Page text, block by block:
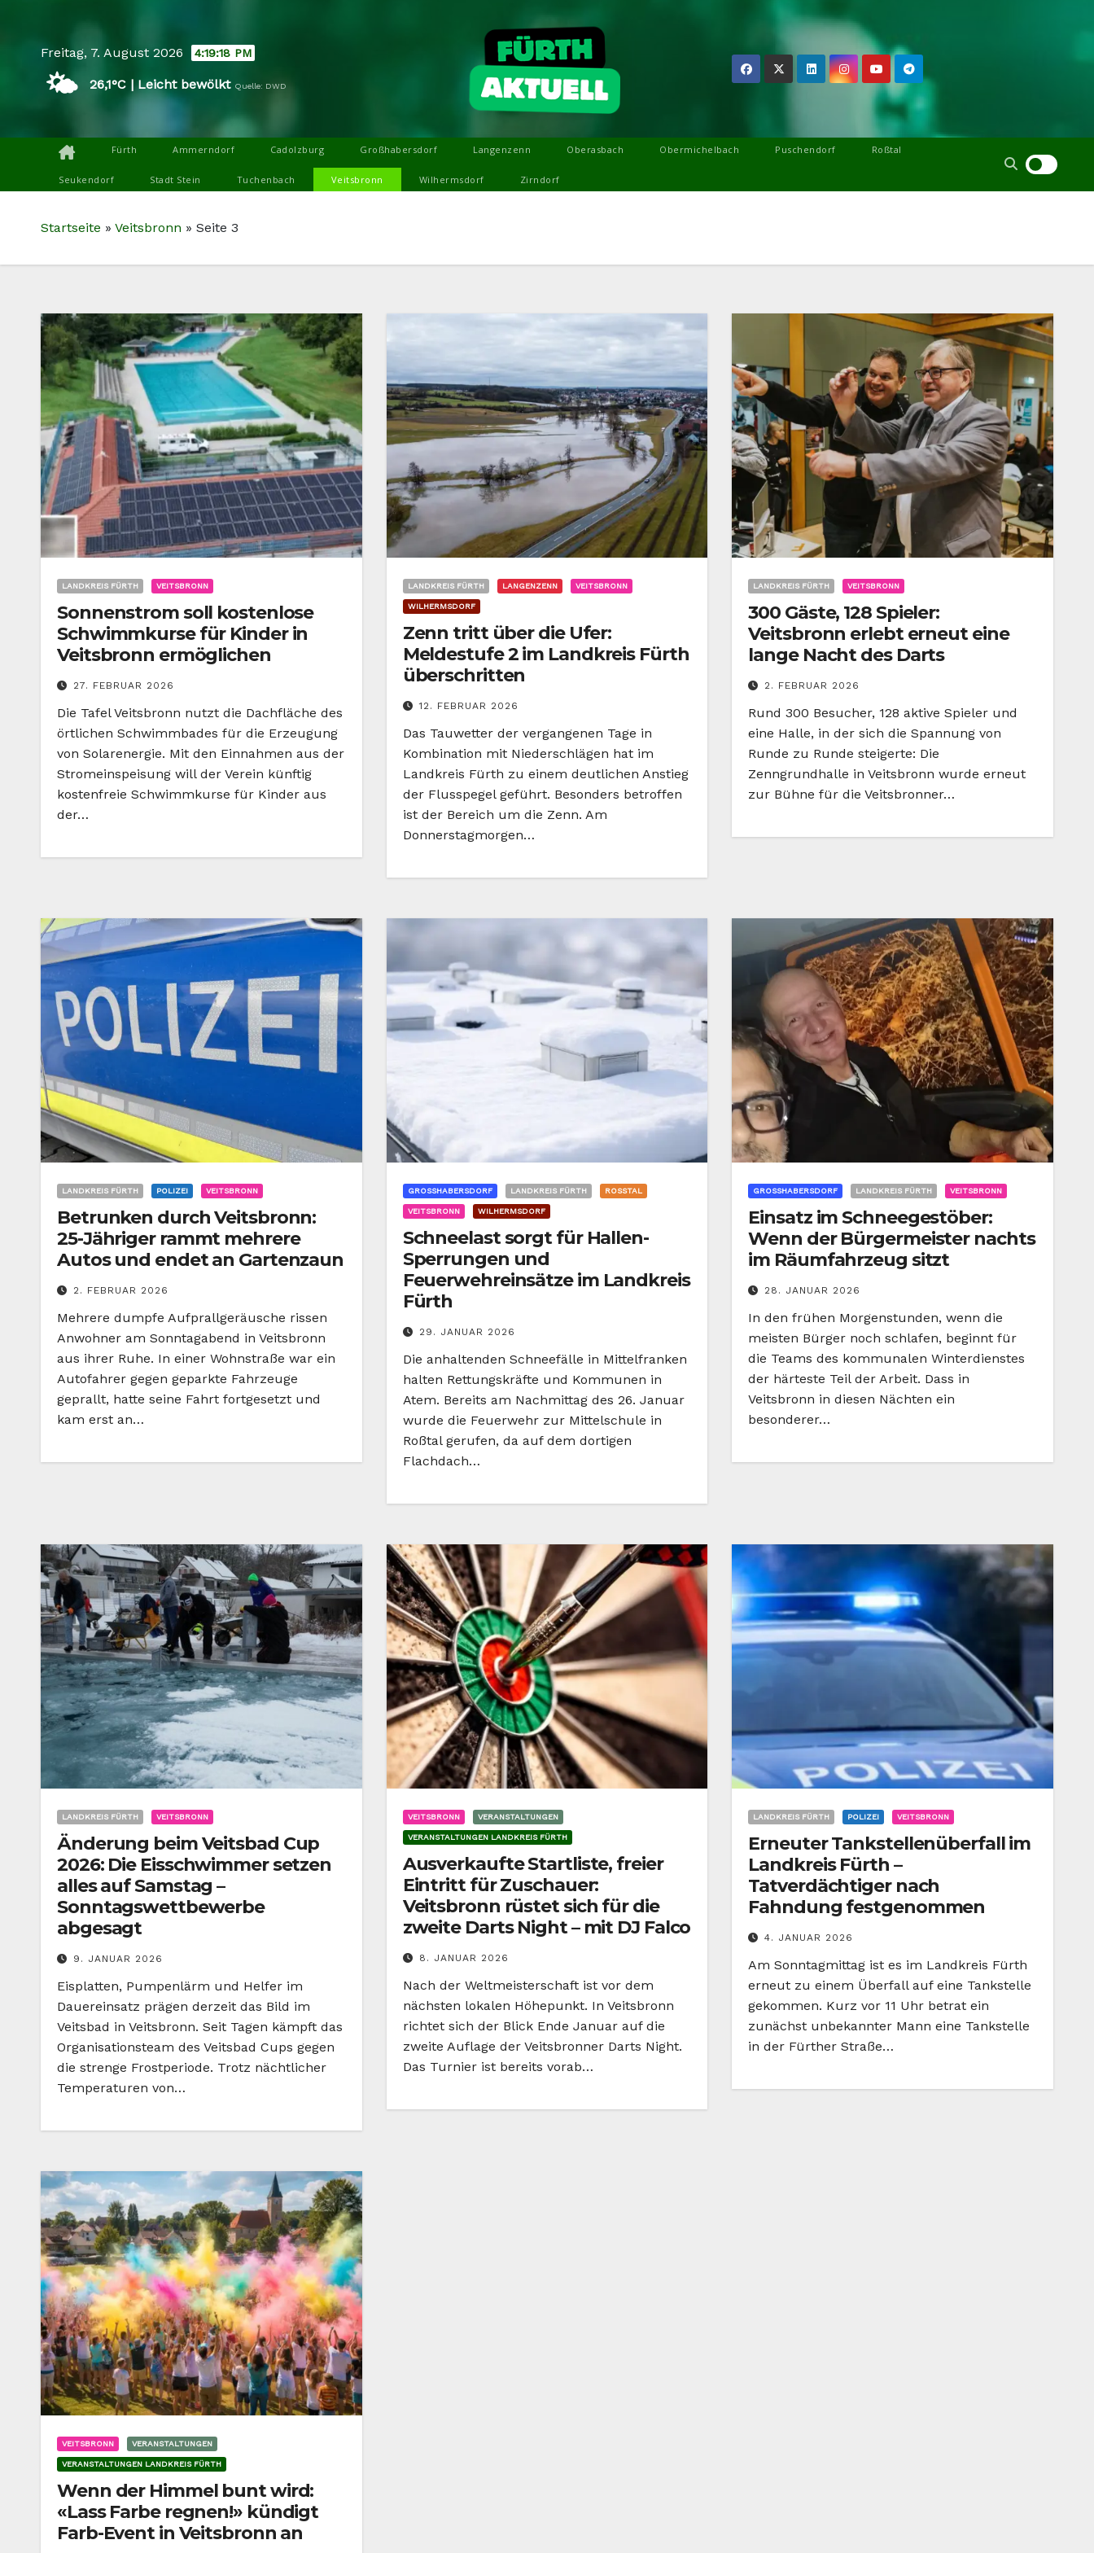
contentFreitag, 7. August 2026 4:19:19 PM
🌤️ 26,1°C | Leicht bewölkt Quelle: DWD
Fürth Ammerndorf Cadolzburg Großhabersdorf Langenzenn Oberasbach Obermichelbach Puschendorf Roßtal
Seukendorf Stadt Stein Tuchenbach Veitsbronn Wilhermsdorf Zirndorf
Startseite » Veitsbronn » Seite 3
LANDKREIS FÜRTH VEITSBRONN
Sonnenstrom soll kostenlose
Schwimmkurse für Kinder in
Veitsbronn ermöglichen
27. FEBRUAR 2026
Die Tafel Veitsbronn nutzt die Dachfläche des
örtlichen Schwimmbades für die Erzeugung
von Solarenergie. Mit den Einnahmen aus der
Stromeinspeisung will der Verein künftig
kostenfreie Schwimmkurse für Kinder aus
der…
LANDKREIS FÜRTH LANGENZENN VEITSBRONN
WILHERMSDORF
Zenn tritt über die Ufer:
Meldestufe 2 im Landkreis Fürth
überschritten
12. FEBRUAR 2026
Das Tauwetter der vergangenen Tage in
Kombination mit Niederschlägen hat im
Landkreis Fürth zu einem deutlichen Anstieg
der Flusspegel geführt. Besonders betroffen
ist der Bereich um die Zenn. Am
Donnerstagmorgen…
LANDKREIS FÜRTH VEITSBRONN
300 Gäste, 128 Spieler:
Veitsbronn erlebt erneut eine
lange Nacht des Darts
2. FEBRUAR 2026
Rund 300 Besucher, 128 aktive Spieler und
eine Halle, in der sich die Spannung von
Runde zu Runde steigerte: Die
Zenngrundhalle in Veitsbronn wurde erneut
zur Bühne für die Veitsbronner…
LANDKREIS FÜRTH POLIZEI VEITSBRONN
Betrunken durch Veitsbronn:
25-Jähriger rammt mehrere
Autos und endet an Gartenzaun
2. FEBRUAR 2026
Mehrere dumpfe Aufprallgeräusche rissen
Anwohner am Sonntagabend in Veitsbronn
aus ihrer Ruhe. In einer Wohnstraße war ein
Autofahrer gegen geparkte Fahrzeuge
geprallt, hatte seine Fahrt fortgesetzt und
kam erst an…
GROSSHABERSDORF LANDKREIS FÜRTH ROSSTAL
VEITSBRONN WILHERMSDORF
Schneelast sorgt für Hallen-
Sperrungen und
Feuerwehreinsätze im Landkreis
Fürth
29. JANUAR 2026
Die anhaltenden Schneefälle in Mittelfranken
halten Rettungskräfte und Kommunen in
Atem. Bereits am Nachmittag des 26. Januar
wurde die Feuerwehr zur Mittelschule in
Roßtal gerufen, da auf dem dortigen
Flachdach…
GROSSHABERSDORF LANDKREIS FÜRTH VEITSBRONN
Einsatz im Schneegestöber:
Wenn der Bürgermeister nachts
im Räumfahrzeug sitzt
28. JANUAR 2026
In den frühen Morgenstunden, wenn die
meisten Bürger noch schlafen, beginnt für
die Teams des kommunalen Winterdienstes
der härteste Teil der Arbeit. Dass in
Veitsbronn in diesen Nächten ein
besonderer…
LANDKREIS FÜRTH VEITSBRONN
Änderung beim Veitsbad Cup
2026: Die Eisschwimmer setzen
alles auf Samstag –
Sonntagswettbewerbe
abgesagt
9. JANUAR 2026
Eisplatten, Pumpenlärm und Helfer im
Dauereinsatz prägen derzeit das Bild im
Veitsbad in Veitsbronn. Seit Tagen kämpft das
Organisationsteam des Veitsbad Cups gegen
die strenge Frostperiode. Trotz nächtlicher
Temperaturen von…
VEITSBRONN VERANSTALTUNGEN
VERANSTALTUNGEN LANDKREIS FÜRTH
Ausverkaufte Startliste, freier
Eintritt für Zuschauer:
Veitsbronn rüstet sich für die
zweite Darts Night – mit DJ Falco
8. JANUAR 2026
Nach der Weltmeisterschaft ist vor dem
nächsten lokalen Höhepunkt. In Veitsbronn
richtet sich der Blick Ende Januar auf die
zweite Auflage der Veitsbronner Darts Night.
Das Turnier ist bereits vorab…
LANDKREIS FÜRTH POLIZEI VEITSBRONN
Erneuter Tankstellenüberfall im
Landkreis Fürth –
Tatverdächtiger nach
Fahndung festgenommen
4. JANUAR 2026
Am Sonntagmittag ist es im Landkreis Fürth
erneut zu einem Überfall auf eine Tankstelle
gekommen. Kurz vor 11 Uhr betrat ein
zunächst unbekannter Mann eine Tankstelle
in der Fürther Straße…
VEITSBRONN VERANSTALTUNGEN
VERANSTALTUNGEN LANDKREIS FÜRTH
Wenn der Himmel bunt wird:
«Lass Farbe regnen!» kündigt
Farb-Event in Veitsbronn an